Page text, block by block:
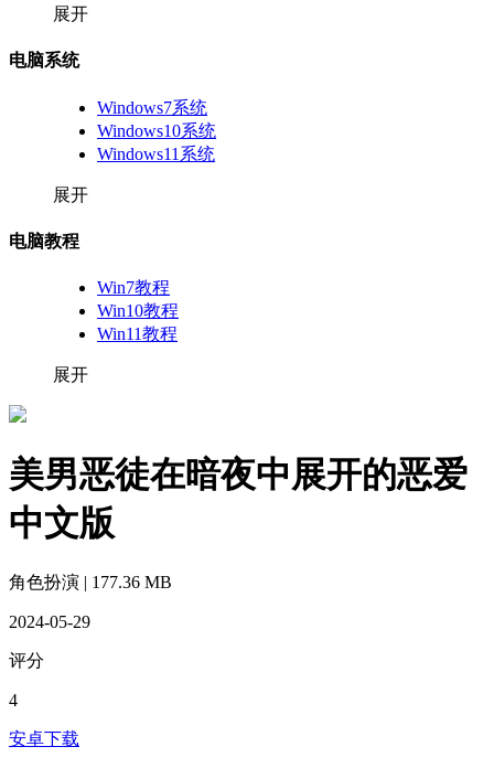
展开
电脑系统
Windows7系统
Windows10系统
Windows11系统
展开
电脑教程
Win7教程
Win10教程
Win11教程
展开
美男恶徒在暗夜中展开的恶爱
中文版
角色扮演 | 177.36 MB
2024-05-29
评分
4
安卓下载